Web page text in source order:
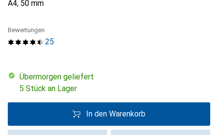
A4, 50 mm
25
Bewertungen
übermorgen geliefert
5 Stück an Lager
In den Warenkorb